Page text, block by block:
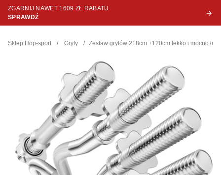
ZGARNIJ NAWET 1609 ZŁ RABATU
SPRAWDŹ
Sklep Hop-sport / Gryfy / Zestaw gryfów 218cm +120cm lekko i mocno